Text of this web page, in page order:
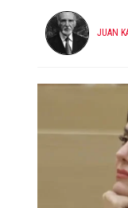
JUAN